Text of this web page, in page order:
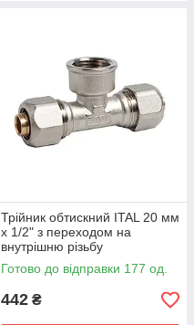
Трійник обтискний ITAL 20 мм
х 1/2" з переходом на
внутрішню різьбу
Готово до відправки 177 од.
442 ₴